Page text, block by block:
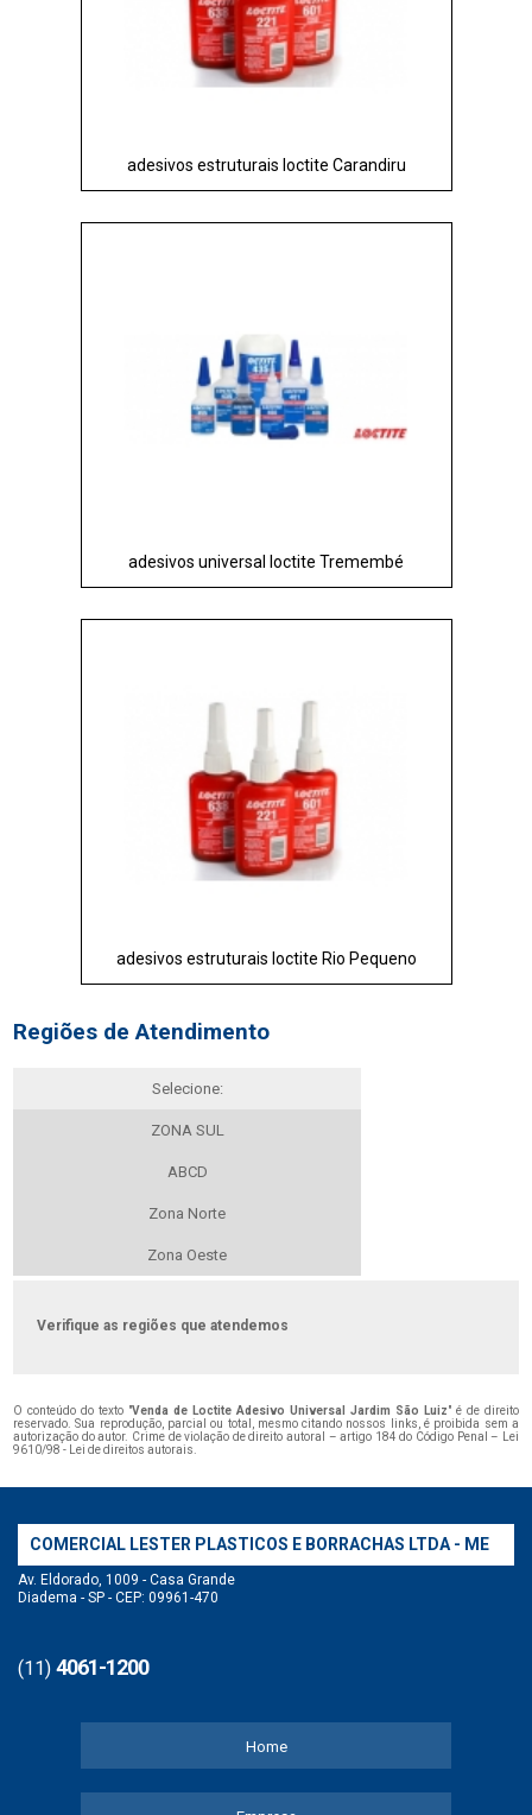
adesivos estruturais loctite Carandiru
adesivos universal loctite Tremembé
adesivos estruturais loctite Rio Pequeno
Regiões de Atendimento
Selecione:
ZONA SUL
ABCD
Zona Norte
Zona Oeste
Verifique as regiões que atendemos
O conteúdo do texto "Venda de Loctite Adesivo Universal Jardim São Luiz" é de direito
reservado. Sua reprodução, parcial ou total, mesmo citando nossos links, é proibida sem a
autorização do autor. Crime de violação de direito autoral – artigo 184 do Código Penal – Lei
9610/98 - Lei de direitos autorais.
COMERCIAL LESTER PLASTICOS E BORRACHAS LTDA - ME
Av. Eldorado, 1009 - Casa Grande
Diadema - SP - CEP: 09961-470
(11) 4061-1200
Home